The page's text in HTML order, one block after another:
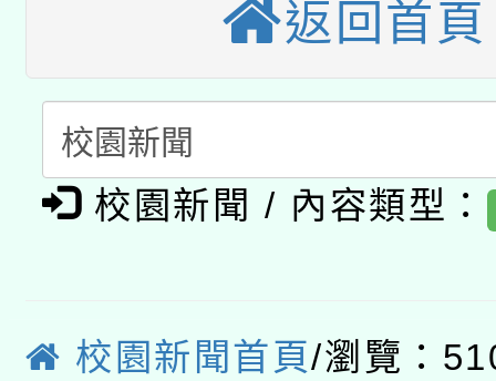
暨閱讀推動專業研習
科技賦能─人工智慧
礎課程
A3數位素養講師名單
「數位內容與教學軟體
pilot」
有關大陸委員會函釋公
薪期間赴陸應申請許可
轉知經濟部水利署委託
用水績優單位及節水達
桃園市孔廟祈福系列
2026年桃園地景藝術
返回首頁
校園新聞 / 內容類型：
校園新聞首頁/瀏覽：